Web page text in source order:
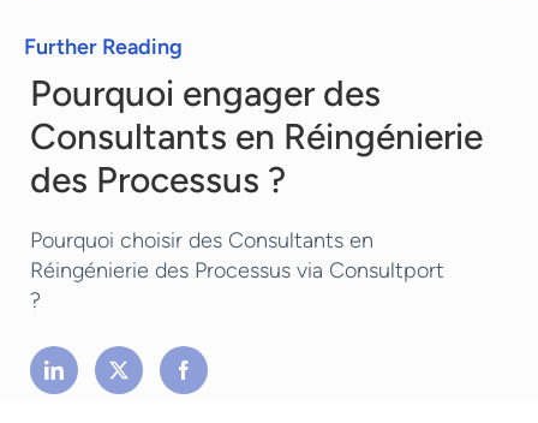
Further Reading
Pourquoi engager des
Consultants en Réingénierie
des Processus ?
Pourquoi choisir des Consultants en
Réingénierie des Processus via Consultport
?